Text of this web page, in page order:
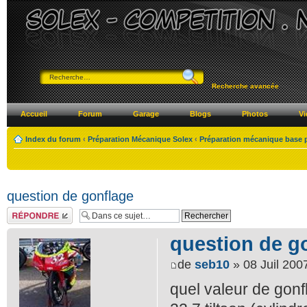
Recherche avancée
Accueil Forum Garage Blogs Photos
Index du forum ‹ Préparation Mécanique Solex ‹ Préparation mécanique base
question de gonflage
Répondre
question de
de seb10 » 08 Juil
quel valeur de